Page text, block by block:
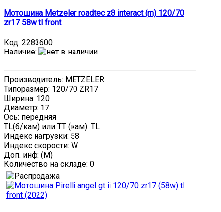
Мотошина Metzeler roadtec z8 interact (m) 120/70
zr17 58w tl front
Код: 2283600
Наличие:
Производитель: METZELER
Типоразмер: 120/70 ZR17
Ширина: 120
Диаметр: 17
Ось: передняя
TL(б/кам) или TT (кам): TL
Индекс нагрузки: 58
Индекс скорости: W
Доп. инф: (M)
Количество на складе: 0